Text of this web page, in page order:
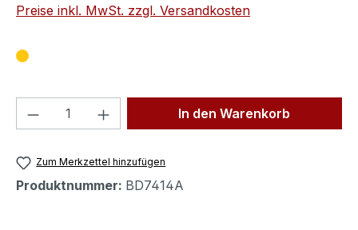
Preise inkl. MwSt. zzgl. Versandkosten
Produkt Anzahl: Gib denIn den Warenkorb
Zum Merkzettel hinzufügen
Produktnummer: BD7414A